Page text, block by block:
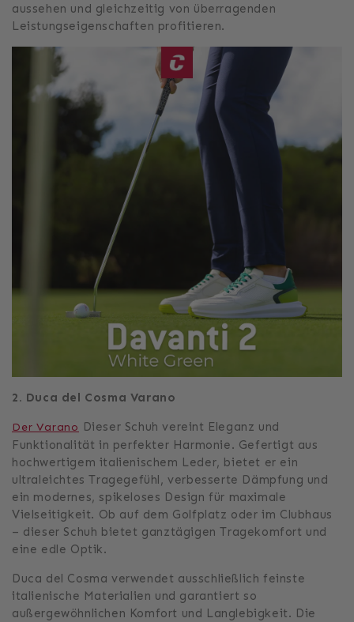
aussehen und gleichzeitig von überragenden
Leistungseigenschaften profitieren.
2. Duca del Cosma Varano
Der Varano Dieser Schuh vereint Eleganz und
Funktionalität in perfekter Harmonie. Gefertigt aus
hochwertigem italienischem Leder, bietet er ein
ultraleichtes Tragegefühl, verbesserte Dämpfung und
ein modernes, spikeloses Design für maximale
Vielseitigkeit. Ob auf dem Golfplatz oder im Clubhaus
– dieser Schuh bietet ganztägigen Tragekomfort und
eine edle Optik.
Duca del Cosma verwendet ausschließlich feinste
italienische Materialien und garantiert so
außergewöhnlichen Komfort und Langlebigkeit. Die